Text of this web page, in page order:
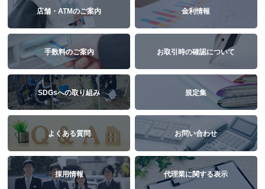
店舗・ATMのご案内 金利情報
手数料のご案内 お取引時の確認について
SDGsへの取り組み 規定集
よくある質問 お問い合わせ
採用情報 代理業に関する表示